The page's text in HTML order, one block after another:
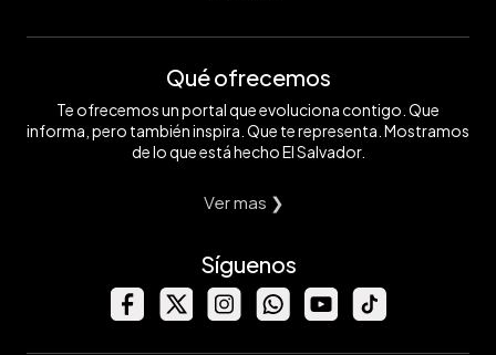
Qué ofrecemos
Te ofrecemos un portal que evoluciona contigo. Que
informa, pero también inspira. Que te representa. Mostramos
de lo que está hecho El Salvador.
Ver mas ❯
Síguenos